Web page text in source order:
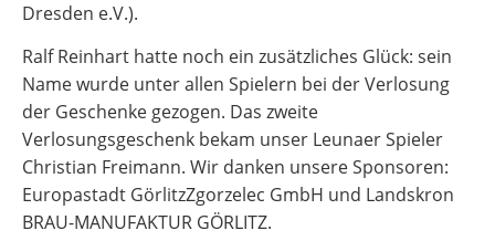
Dresden e.V.).
Ralf Reinhart hatte noch ein zusätzliches Glück: sein
Name wurde unter allen Spielern bei der Verlosung
der Geschenke gezogen. Das zweite
Verlosungsgeschenk bekam unser Leunaer Spieler
Christian Freimann. Wir danken unsere Sponsoren:
Europastadt GörlitzZgorzelec GmbH und Landskron
BRAU-MANUFAKTUR GÖRLITZ.